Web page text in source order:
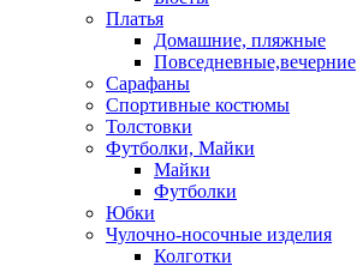
Платья
Домашние, пляжные
Повседневные,вечерние
Сарафаны
Спортивные костюмы
Толстовки
Футболки, Майки
Майки
Футболки
Юбки
Чулочно-носочные изделия
Колготки